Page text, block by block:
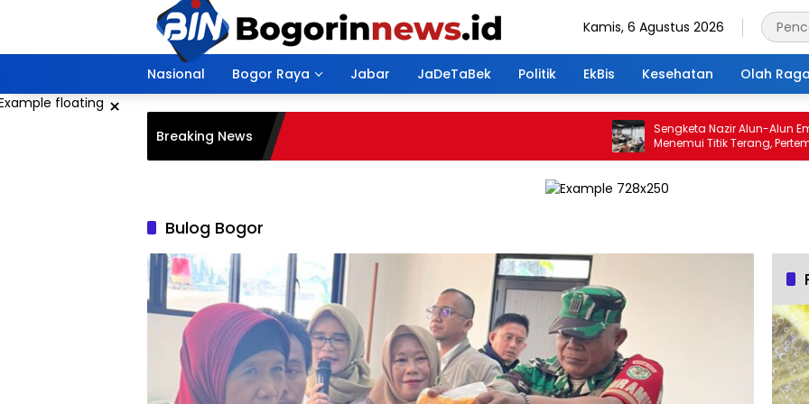
Kamis, 6 Agustus 2026
Nasional Bogor Raya Jabar JaDeTaBek Politik EkBis Kesehatan Olah Raga
×
Breaking News
Sengketa Nazir Alun-Alun
Menemui Titik Terang, Pertemuan
Hasilkan 4 Poin Kesepakatan
Bulog Bogor